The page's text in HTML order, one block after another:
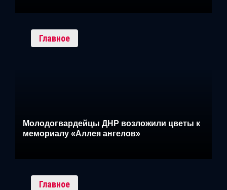
Главное
Молодогвардейцы ДНР возложили цветы к
мемориалу «Аллея ангелов»
Главное